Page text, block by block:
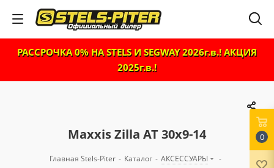
РАССРОЧКА 0% НА STELS И SEGWAY 2026г.в.! АКЦИЯ
2025г.в.!
Maxxis Zilla AT 30x9-14
Главная Stels-Piter - Каталог - АКСЕССУАРЫ
-
0